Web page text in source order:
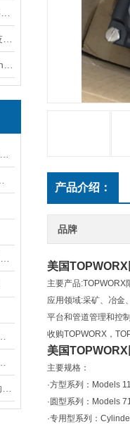
产品介绍：
品牌
美国
主要产品
应用领域:采矿、冶金
平台和管道管理和控
收购TOPWORX，
美国
主要规格：
·方型系列：Models
·圆型系列：Models
·专用型系列：